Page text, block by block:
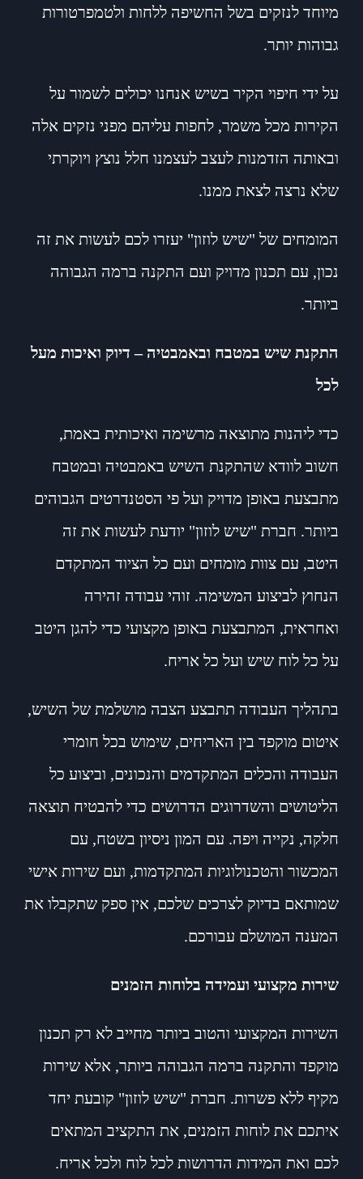
מיוחד לנזקים בשל החשיפה ללחות ולטמפרטורות
גבוהות יותר.
על ידי חיפוי הקיר בשיש אנחנו יכולים לשמור על
הקירות מכל משמר, לחפות עליהם מפני נזקים אלה
ובאותה הזדמנות לעצב לעצמנו חלל נוצץ ויוקרתי
שלא נרצה לצאת ממנו.
המומחים של "שיש לוזון" יעזרו לכם לעשות את זה
נכון, עם תכנון מדויק ועם התקנה ברמה הגבוהה
ביותר.
התקנת שיש במטבח ובאמבטיה – דיוק ואיכות מעל
לכל
כדי ליהנות מתוצאה מרשימה ואיכותית באמת,
חשוב לוודא שהתקנת השיש באמבטיה ובמטבח
מתבצעת באופן מדויק ועל פי הסטנדרטים הגבוהים
ביותר. חברת "שיש לוזון" יודעת לעשות את זה
היטב, עם צוות מומחים ועם כל הציוד המתקדם
הנחוץ לביצוע המשימה. זוהי עבודה זהירה
ואחראית, המתבצעת באופן מקצועי כדי להגן היטב
על כל לוח שיש ועל כל אריח.
בתהליך העבודה תתבצע הצבה מושלמת של השיש,
איטום מוקפד בין האריחים, שימוש בכל חומרי
העבודה והכלים המתקדמים והנכונים, וביצוע כל
הליטושים והשדרוגים הדרושים כדי להבטיח תוצאה
חלקה, נקייה ויפה. עם המון ניסיון בשטח, עם
המכשור והטכנולוגיות המתקדמות, ועם שירות אישי
שמותאם בדיוק לצרכים שלכם, אין ספק שתקבלו את
המענה המושלם עבורכם.
שירות מקצועי ועמידה בלוחות הזמנים
השירות המקצועי והטוב ביותר מחייב לא רק תכנון
מוקפד והתקנה ברמה הגבוהה ביותר, אלא שירות
מקיף ללא פשרות. חברת "שיש לוזון" קובעת יחד
איתכם את לוחות הזמנים, את התקציב המתאים
לכם ואת המידות הדרושות לכל לוח ולכל אריח.